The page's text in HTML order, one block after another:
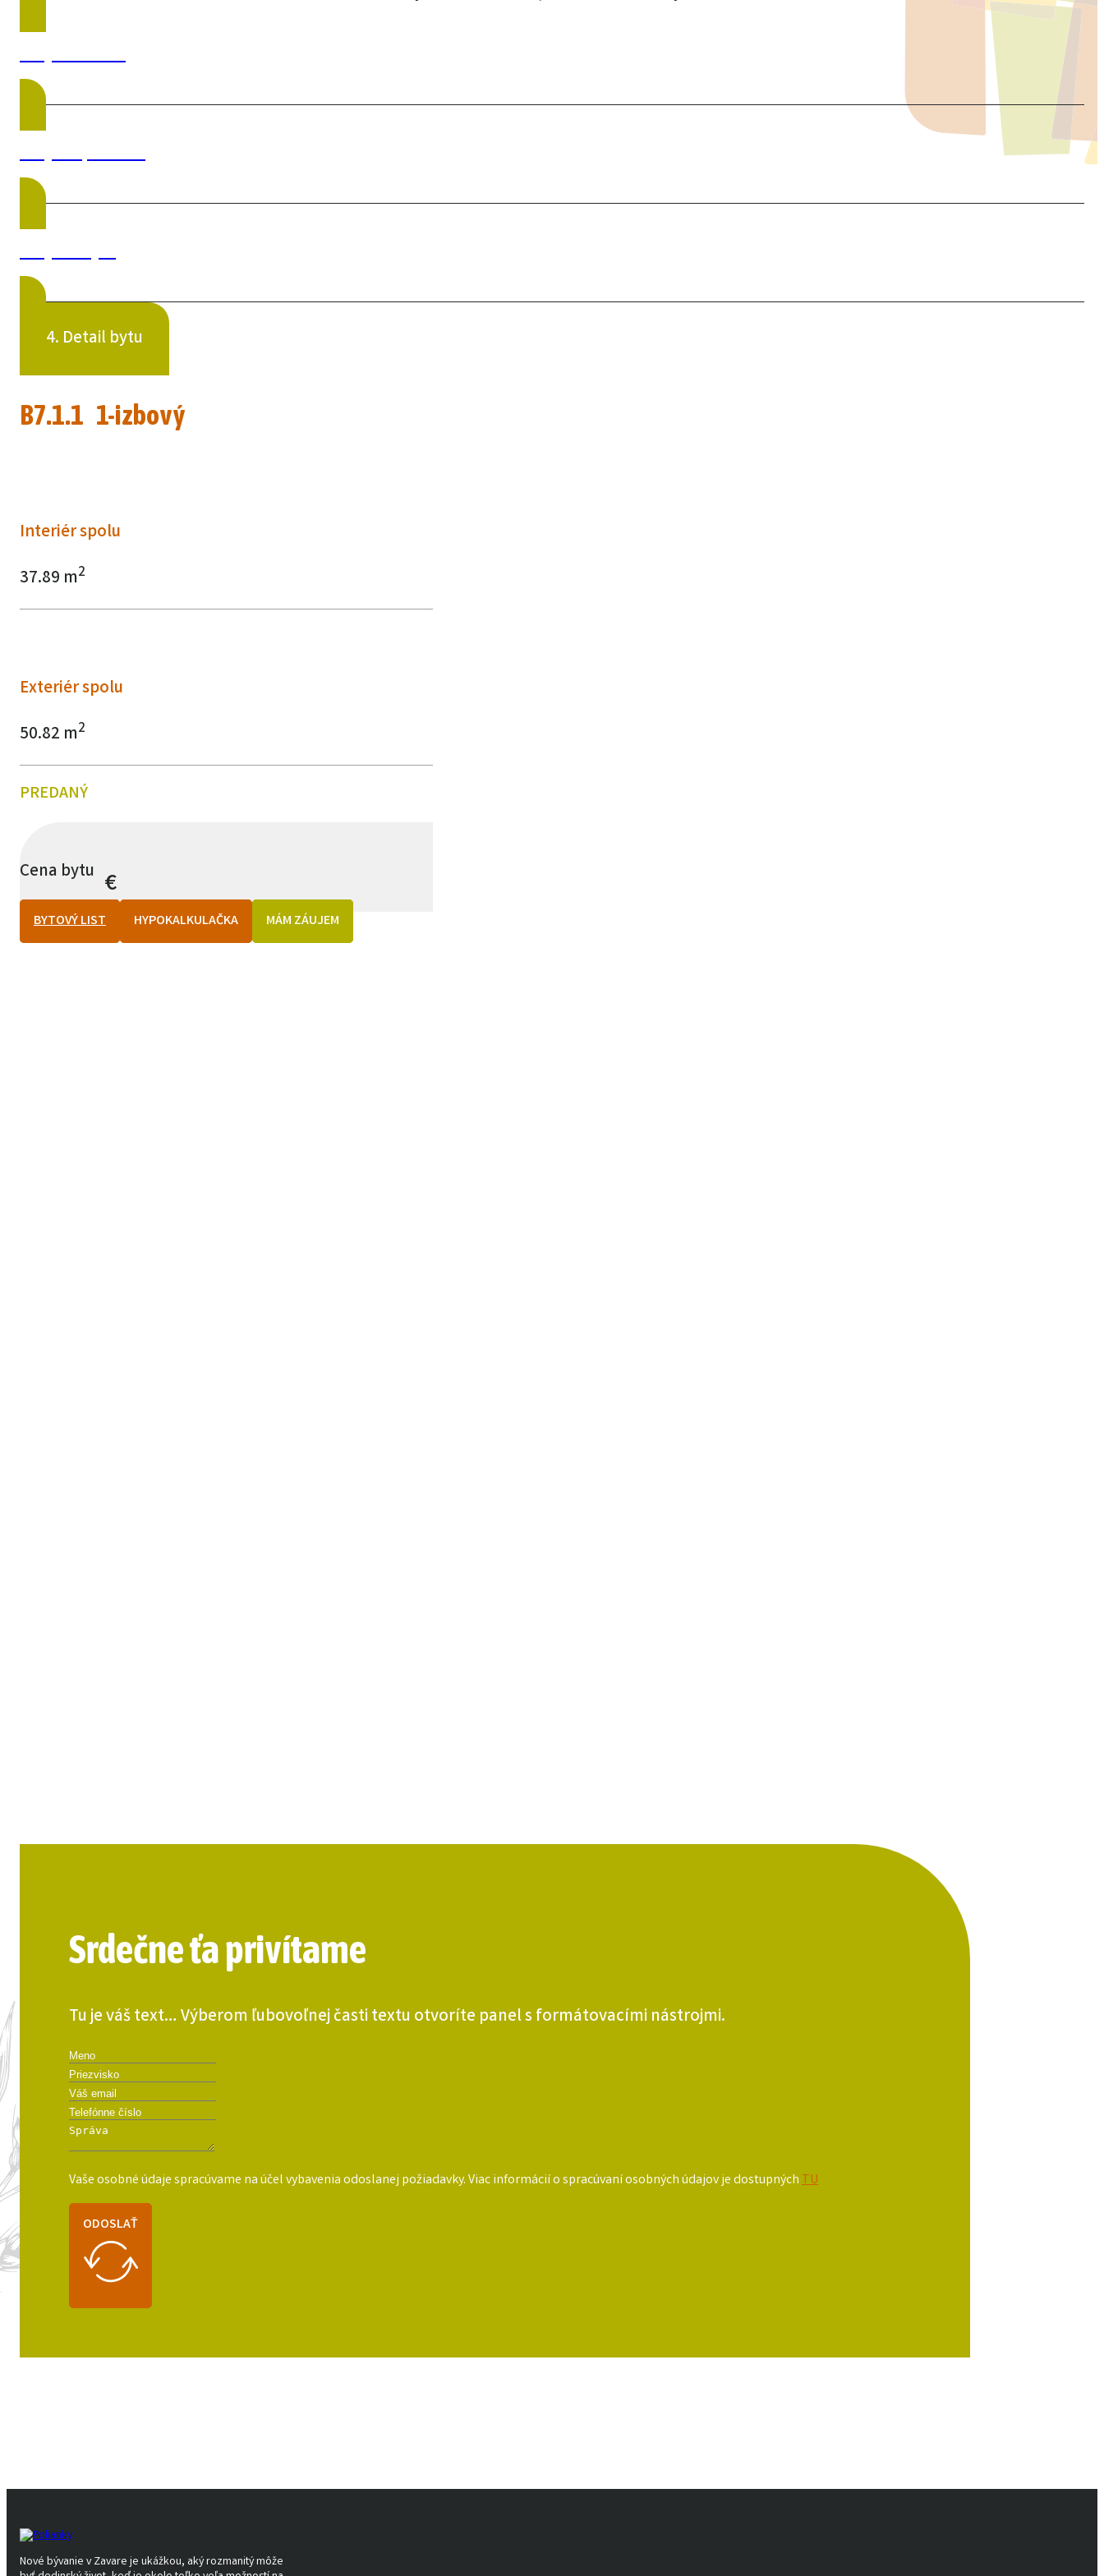
1. Výber domu
2. Výber podlažia
3. Výber bytu
4. Detail bytu
B7.1.1 1-izbový
Interiér spolu
37.89 m2
Exteriér spolu
50.82 m2
PREDANÝ
Cena bytu €
BYTOVÝ LIST HYPOKALKULAČKA MÁM ZÁUJEM
Srdečne ťa privítame
Tu je váš text… Výberom ľubovoľnej časti textu otvoríte panel s formátovacími nástrojmi.
Vaše osobné údaje spracúvame na účel vybavenia odoslanej požiadavky. Viac informácií o spracúvaní osobných údajov je dostupnýchTU
ODOSLAŤ
Nové bývanie v Zavare je ukážkou, aký rozmanitý môže